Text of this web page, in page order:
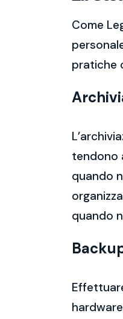
Come
pratiche
tendono
quando
quando